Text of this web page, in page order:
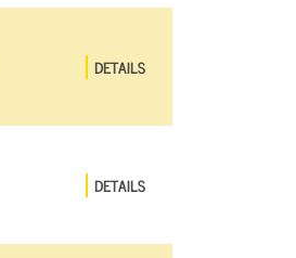
DETAILS
DETAILS